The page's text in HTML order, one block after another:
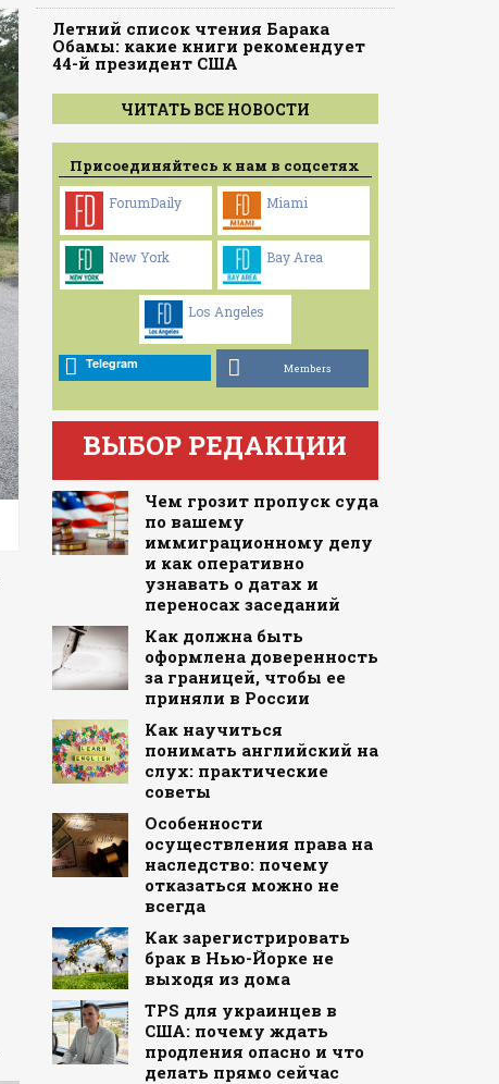
Летний список чтения Барака
Обамы: какие книги рекомендует
44-й президент США
ЧИТАТЬ ВСЕ НОВОСТИ
Присоединяйтесь к нам в соцсетях
ForumDaily Miami
New York Bay Area
Los Angeles
Telegram Members
ВЫБОР РЕДАКЦИИ
Чем грозит пропуск суда
по вашему
иммиграционному делу
и как оперативно
узнавать о датах и
переносах заседаний
Как должна быть
оформлена доверенность
за границей, чтобы ее
приняли в России
Как научиться
понимать английский на
слух: практические
советы
Особенности
осуществления права на
наследство: почему
отказаться можно не
всегда
Как зарегистрировать
брак в Нью-Йорке не
выходя из дома
TPS для украинцев в
США: почему ждать
продления опасно и что
делать прямо сейчас